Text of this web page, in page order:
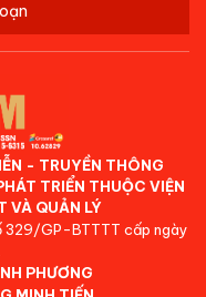
- TRUYỀN THÔNG
TRIỂN THUỘC VIỆN
VÀ QUẢN LÝ
329/GP-BTTTT cấp ngày
PHƯƠNG